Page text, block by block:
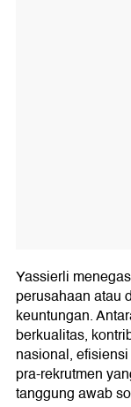
Yassierli
perusahaan atau
keuntungan.
berkualitas,
nasional,
pra-rekrutmen
tanggung awab